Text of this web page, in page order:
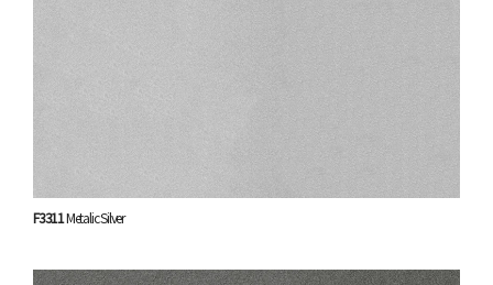
F3311 Metalic Silver